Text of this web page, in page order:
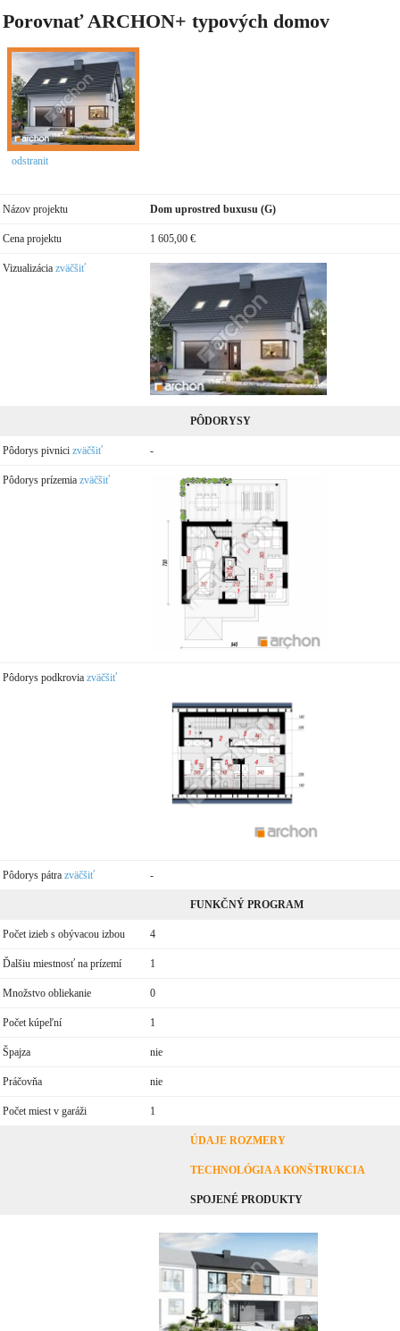
Porovnať ARCHON+ typových domov
odstranit
Názov projektu Dom uprostred buxusu (G)
Cena projektu 1 605,00 €
Vizualizácia zväčšiť
PÔDORYSY
Pôdorys pivnici zväčšiť -
Pôdorys prízemia zväčšiť
Pôdorys podkrovia zväčšiť
Pôdorys pátra zväčšiť -
FUNKČNÝ PROGRAM
Počet izieb s obývacou izbou 4
Ďalšiu miestnosť na prízemí 1
Množstvo obliekanie 0
Počet kúpeľní 1
Špajza nie
Práčovňa nie
Počet miest v garáži 1
ÚDAJE ROZMERY
TECHNOLÓGIA A KONŠTRUKCIA
SPOJENÉ PRODUKTY